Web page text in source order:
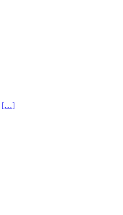
[…]